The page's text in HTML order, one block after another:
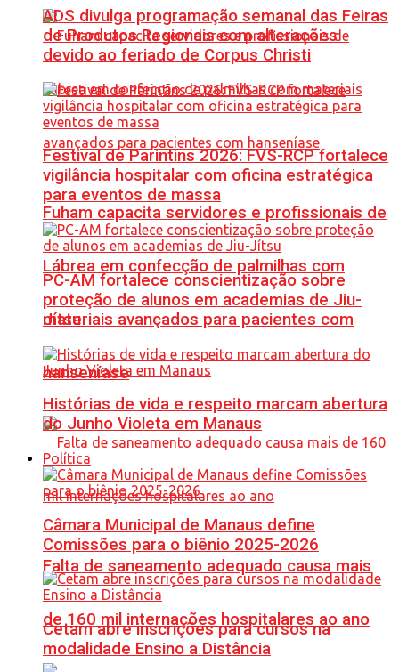
Fuham capacita servidores e profissionais de
Lábrea em confecção de palmilhas com
materiais avançados para pacientes com
hanseníase
Falta de saneamento adequado causa mais
de 160 mil internações hospitalares ao ano
ADS divulga programação semanal das Feiras
de Produtos Regionais com alterações
devido ao feriado de Corpus Christi
Festival de Parintins 2026: FVS-RCP fortalece
vigilância hospitalar com oficina estratégica
para eventos de massa
PC-AM fortalece conscientização sobre
proteção de alunos em academias de Jiu-
Jítsu
Histórias de vida e respeito marcam abertura
do Junho Violeta em Manaus
Política
Câmara Municipal de Manaus define
Comissões para o biênio 2025-2026
Cetam abre inscrições para cursos na
modalidade Ensino a Distância